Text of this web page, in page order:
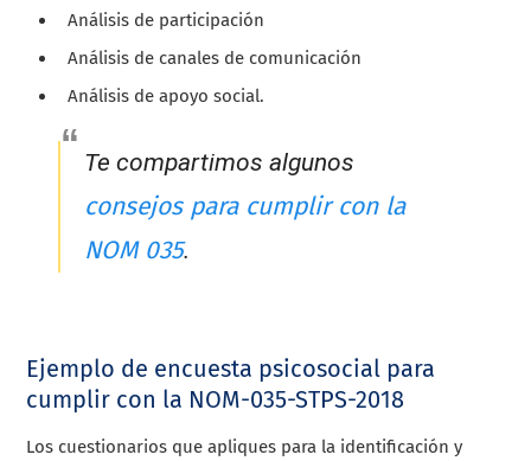
Análisis de participación
Análisis de canales de comunicación
Análisis de apoyo social.
Te compartimos algunos
consejos para cumplir con la
NOM 035.
Ejemplo de encuesta psicosocial para
cumplir con la NOM-035-STPS-2018
Los cuestionarios que apliques para la identificación y